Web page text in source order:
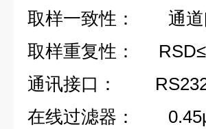
取样一致性： 通道
取样重复性： RSD≤
通讯接口： RS232
在线过滤器： 0.45